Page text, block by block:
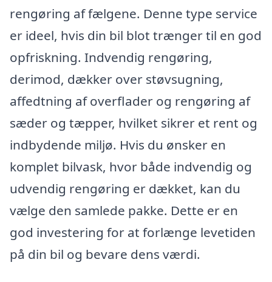
rengøring af fælgene. Denne type service
er ideel, hvis din bil blot trænger til en god
opfriskning. Indvendig rengøring,
derimod, dækker over støvsugning,
affedtning af overflader og rengøring af
sæder og tæpper, hvilket sikrer et rent og
indbydende miljø. Hvis du ønsker en
komplet bilvask, hvor både indvendig og
udvendig rengøring er dækket, kan du
vælge den samlede pakke. Dette er en
god investering for at forlænge levetiden
på din bil og bevare dens værdi.